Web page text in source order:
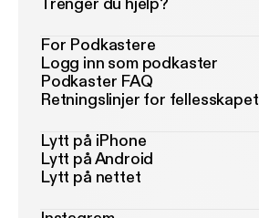
For Podkastere
Logg inn som podkaster
Podkaster FAQ
Retningslinjer for fellesskapet
Lytt på iPhone
Lytt på Android
Lytt på nettet